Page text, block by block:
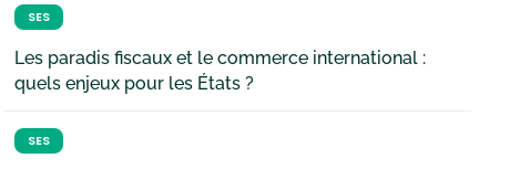
SES
Les paradis fiscaux et le commerce international :
quels enjeux pour les États ?
SES